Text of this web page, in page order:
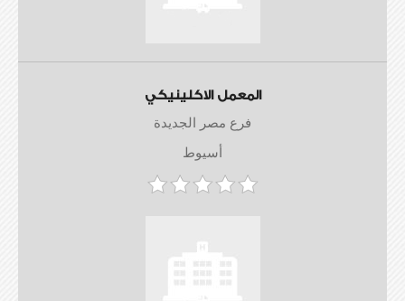
المعمل الاكلينيكي
فرع مصر الجديدة
أسيوط